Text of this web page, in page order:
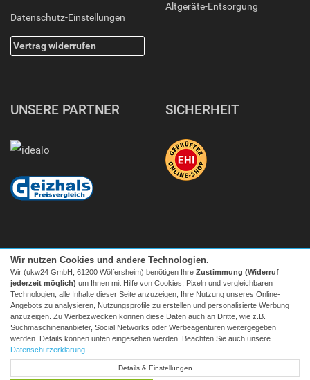
Datenschutz-Einstellungen
Vertrag widerrufen
Altgeräte-Entsorgung
UNSERE PARTNER SICHERHEIT
Facebook| twitter
© 2026 Tecedo
Alle Preise inkl. MwSt. zzgl. Versand | *) Unverbindliche
Preisempfehlung | **) Ehemaliger Verkaufspreis
Wir nutzen Cookies und andere Technologien.
Wir (ukw24 GmbH, 61200 Wölfersheim) benötigen Ihre Zustimmung (Widerruf
jederzeit möglich) um Ihnen mit Hilfe von Cookies, Pixeln und vergleichbaren
Technologien, alle Inhalte dieser Seite anzuzeigen, Ihre Nutzung unseres Online-
Angebots zu analysieren, Nutzungsprofile zu erstellen und personalisierte Werbung
anzuzeigen. Zu Werbezwecken können diese Daten auch an Dritte, wie z.B.
Suchmaschinenanbieter, Social Networks oder Werbeagenturen weitergegeben
werden. Details können unten eingesehen werden. Beachten Sie auch unsere
Datenschutzerklärung
Details & Einstellungen